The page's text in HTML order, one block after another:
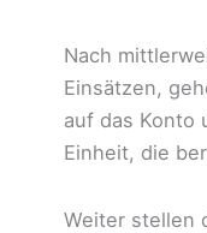
Nach
Einsätzen,
auf das Konto
Einheit, die
Weiter stellen